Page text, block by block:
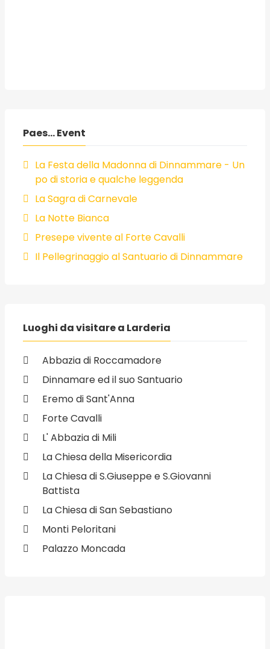
Paes... Event
La Festa della Madonna di Dinnammare - Un
po di storia e qualche leggenda
La Sagra di Carnevale
La Notte Bianca
Presepe vivente al Forte Cavalli
Il Pellegrinaggio al Santuario di Dinnammare
Luoghi da visitare a Larderia
Abbazia di Roccamadore
Dinnamare ed il suo Santuario
Eremo di Sant'Anna
Forte Cavalli
L' Abbazia di Mili
La Chiesa della Misericordia
La Chiesa di S.Giuseppe e S.Giovanni
Battista
La Chiesa di San Sebastiano
Monti Peloritani
Palazzo Moncada